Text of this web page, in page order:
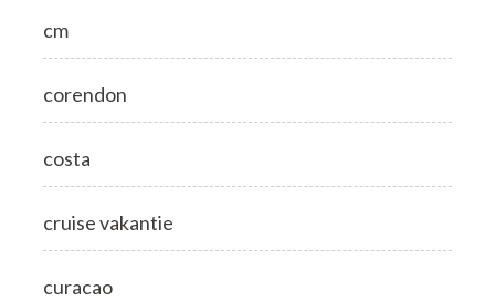
cm
corendon
costa
cruise vakantie
curacao